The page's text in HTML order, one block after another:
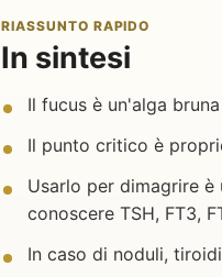
RIASSUNTO RAPIDO
In sintesi
Il fucus è un'alga
Il punto critico è
Usarlo per dimagrire
conoscere TSH, FT3,
In caso di noduli,